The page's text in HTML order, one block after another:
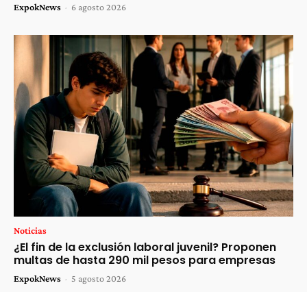
ExpokNews - 6 agosto 2026
Noticias
¿El fin de la exclusión laboral juvenil? Proponen
multas de hasta 290 mil pesos para empresas
ExpokNews - 5 agosto 2026